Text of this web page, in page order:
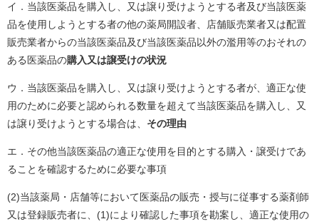
イ．当該医薬品を購入し、又は譲り受けようとする者及び当該医薬
品を使用しようとする者の他の薬局開設者、店舗販売業者又は配置
販売業者からの当該医薬品及び当該医薬品以外の濫用等のおそれの
ある医薬品の購入又は譲受けの状況
ウ．当該医薬品を購入し、又は譲り受けようとする者が、適正な使
用のために必要と認められる数量を超えて当該医薬品を購入し、又
は譲り受けようとする場合は、 その理由
エ．その他当該医薬品の適正な使用を目的とする購入・譲受けであ
ることを確認するために必要な事項
(2)当該薬局・店舗等において医薬品の販売・授与に従事する薬剤師
又は登録販売者に、(1)により確認した事項を勘案し、適正な使用の